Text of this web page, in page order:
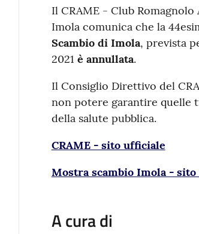
Contenuto
Il CRAME - Club
Imola comunica che la
Scambio di Imola, prevista
2021 è annullata.
Il Consiglio Direttivo del
non potere garantire quelle
della salute pubblica.
CRAME - sito ufficiale
Mostra scambio Imola -
A cura di